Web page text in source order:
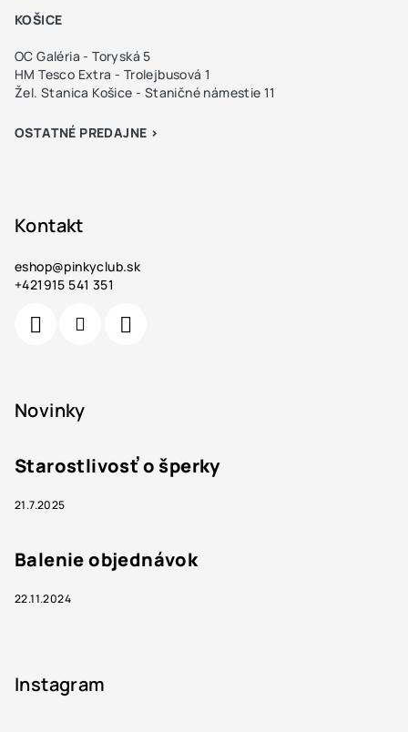
KOŠICE
OC Galéria - Toryská 5
HM Tesco Extra - Trolejbusová 1
Žel. Stanica Košice - Staničné námestie 11
OSTATNÉ PREDAJNE >
Kontakt
eshop@pinkyclub.sk
+421915 541 351
Novinky
Starostlivosť o šperky
21.7.2025
Balenie objednávok
22.11.2024
Instagram